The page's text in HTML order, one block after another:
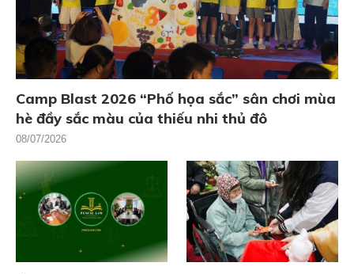
Camp Blast 2026 “Phố họa sắc” sân chơi mùa
hè đầy sắc màu của thiếu nhi thủ đô
08/07/2026